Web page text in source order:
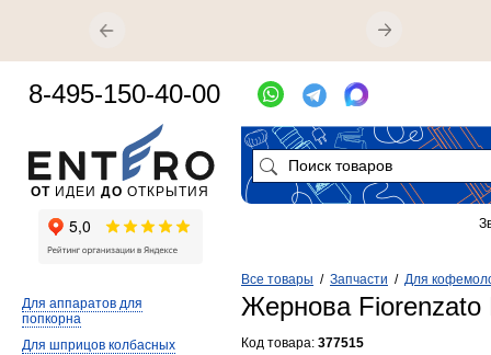
Все товары / Запчасти / Для
Жернова Fiorenzato
Код товара: 377515
Для аппаратов для
попкорна
Для шприцов колбасных
ОТ ИДЕИ ДО ОТКРЫТИЯ
8-495-150-40-00